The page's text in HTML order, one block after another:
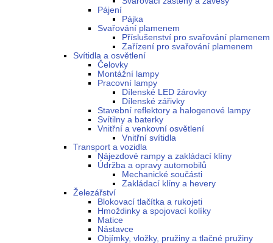
Pájení
Pájka
Svařování plamenem
Příslušenství pro svařování plamenem
Zařízení pro svařování plamenem
Svítidla a osvětlení
Čelovky
Montážní lampy
Pracovní lampy
Dílenské LED žárovky
Dílenské zářivky
Stavební reflektory a halogenové lampy
Svítilny a baterky
Vnitřní a venkovní osvětlení
Vnitřní svítidla
Transport a vozidla
Nájezdové rampy a zakládací klíny
Údržba a opravy automobilů
Mechanické součásti
Zakládací klíny a hevery
Železářství
Blokovací tlačítka a rukojeti
Hmoždinky a spojovací kolíky
Matice
Nástavce
Objímky, vložky, pružiny a tlačné pružiny